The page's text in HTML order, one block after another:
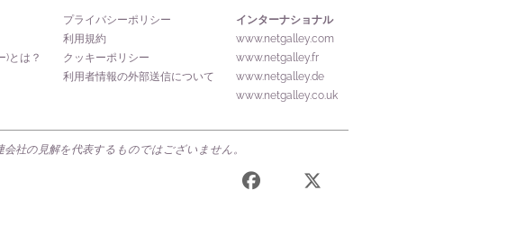
)とは？
プライバシーポリシー
利用規約
クッキーポリシー
利用者情報の外部送信について
インターナショナル
www.netgalley.com
www.netgalley.fr
www.netgalley.de
www.netgalley.co.uk
社の見解を代表するものではございません。